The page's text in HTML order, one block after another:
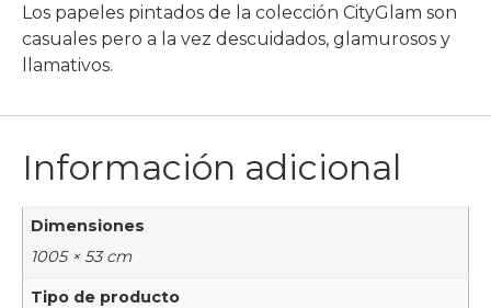
Los papeles pintados de la colección CityGlam son
casuales pero a la vez descuidados, glamurosos y
llamativos.
Información adicional
Dimensiones
1005 × 53 cm
Tipo de producto